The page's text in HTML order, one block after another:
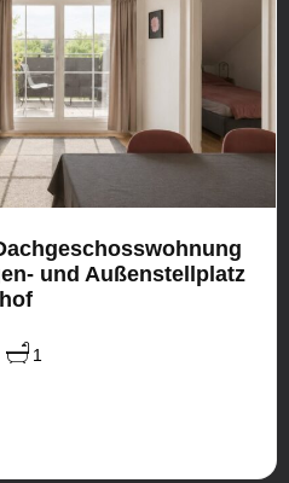
und Außenstellplatz
1